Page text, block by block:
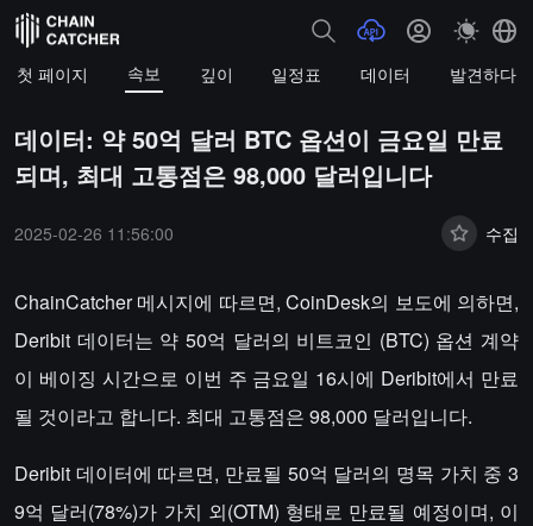
첫 페이지 속보 깊이 일정표 데이터 발견하다
데이터: 약 50억 달러 BTC 옵션이 금요일 만료
되며, 최대 고통점은 98,000 달러입니다
2025-02-26 11:56:00 수집
ChainCatcher 메시지에 따르면, CoinDesk의 보도에 의하면,
Deribit 데이터는 약 50억 달러의 비트코인 (BTC) 옵션 계약
이 베이징 시간으로 이번 주 금요일 16시에 Deribit에서 만료
될 것이라고 합니다. 최대 고통점은 98,000 달러입니다.
Deribit 데이터에 따르면, 만료될 50억 달러의 명목 가치 중 3
9억 달러(78%)가 가치 외(OTM) 형태로 만료될 예정이며, 이